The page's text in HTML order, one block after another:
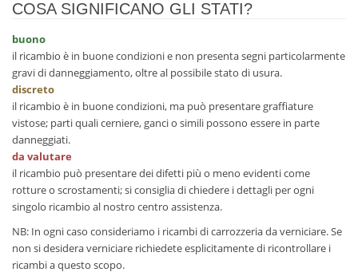
COSA SIGNIFICANO GLI STATI?
buono
il ricambio è in buone condizioni e non presenta segni particolarmente
gravi di danneggiamento, oltre al possibile stato di usura.
discreto
il ricambio è in buone condizioni, ma può presentare graffiature
vistose; parti quali cerniere, ganci o simili possono essere in parte
danneggiati.
da valutare
il ricambio può presentare dei difetti più o meno evidenti come
rotture o scrostamenti; si consiglia di chiedere i dettagli per ogni
singolo ricambio al nostro centro assistenza.
NB: In ogni caso consideriamo i ricambi di carrozzeria da verniciare. Se
non si desidera verniciare richiedete esplicitamente di ricontrollare i
ricambi a questo scopo.